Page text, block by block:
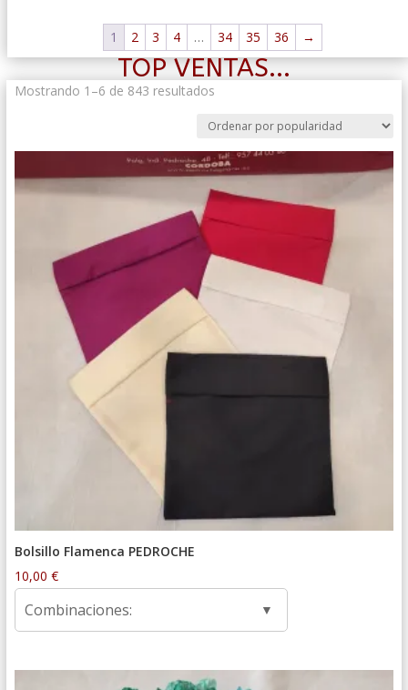
1 2 3 4 … 34 35 36 →
TOP VENTAS...
Mostrando 1–6 de 843 resultadosOrdenado
popularidad
Bolsillo Flamenca PEDROCHE
10,00 €
Combinaciones: